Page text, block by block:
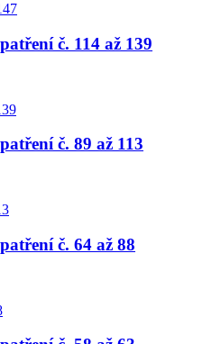
č. 114 až 139
č. 89 až 113
č. 64 až 88